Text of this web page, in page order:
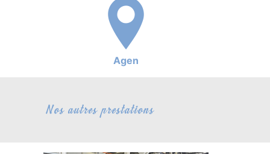
Agen
Nos autres prestations